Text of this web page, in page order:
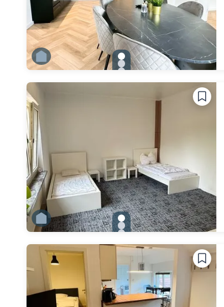
gallery.slide_selector
Zu Slide 1 wechseln
Zu Slide 2 wechseln
Zu Slide 6 wechseln
gallery.slide_selector
Zu Slide 1 wechseln
Zu Slide 2 wechseln
Zu Slide 4 wechseln
Zu Slide 5 wechseln
Zu Slide 6 wechseln